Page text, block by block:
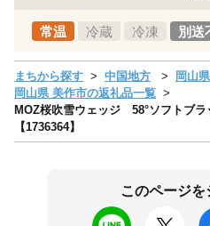
常温 冷蔵 冷凍 別送
まちから探す 中国地方
岡山
岡山県 美作市の返礼品一覧
MOZ桜吹雪ウェッジ 58°ソフトブラ
【1736364】
このページを